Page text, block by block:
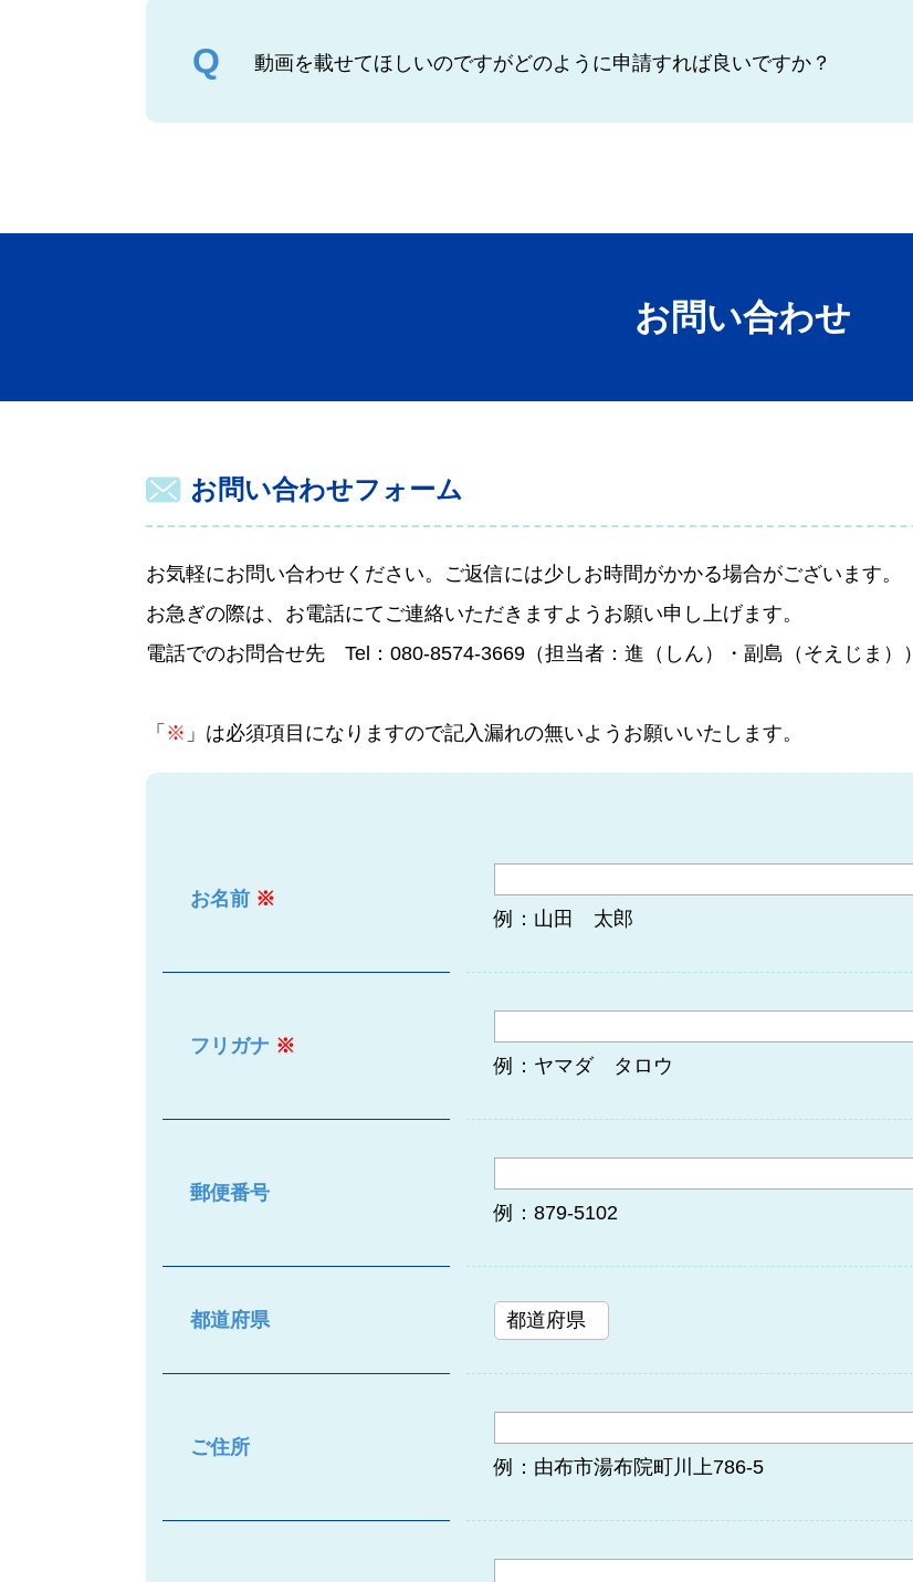
動画を載せてほしいのですがどのように申請すれば良いですか？
お問い合わせ
お問い合わせフォーム
お気軽にお問い合わせください。ご返信には少しお時間がかかる場合がございます。
お急ぎの際は、お電話にてご連絡いただきますようお願い申し上げます。
電話でのお問合せ先 Tel：080-8574-3669（担当者：進（しん）・副島（そえじま））
「 ※ 」は必須項目になりますので記入漏れの無いようお願いいたします。
お名前 ※
例：山田 太郎
フリガナ ※
例：ヤマダ タロウ
郵便番号
例：879-5102
都道府県
ご住所
例：由布市湯布院町川上786-5